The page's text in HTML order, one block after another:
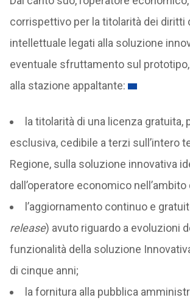
corrispettivo per la titolarità dei diritti
intellettuale legati alla soluzione
eventuale sfruttamento sul
alla stazione appaltante:
la titolarità di una licenza gratuita,
esclusiva, cedibile a terzi sull’intero
Regione, sulla soluzione innovativa
dall’operatore economico nell’ambito
l’aggiornamento continuo e
release) avuto riguardo a evoluzioni
funzionalità della soluzione
di cinque anni;
la fornitura alla pubblica